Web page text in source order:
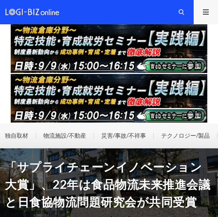
独自取材 物流施設/不動産 災害/事故/不祥事 テクノロジー/製品
「サプライチェーンイノベーション
大賞」、22年は食品物流未来推進会議
と日食協物流問題研究会が共同受賞